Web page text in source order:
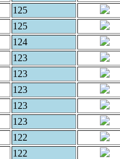
125
125
124
123
123
123
123
123
122
122